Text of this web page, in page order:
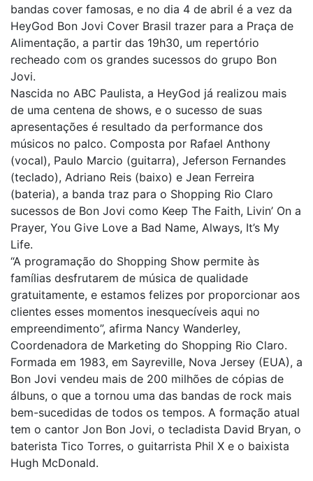
bandas cover famosas, e no dia 4 de abril é a vez da
HeyGod Bon Jovi Cover Brasil trazer para a Praça de
Alimentação, a partir das 19h30, um repertório
recheado com os grandes sucessos do grupo Bon
Jovi.
Nascida no ABC Paulista, a HeyGod já realizou mais
de uma centena de shows, e o sucesso de suas
apresentações é resultado da performance dos
músicos no palco. Composta por Rafael Anthony
(vocal), Paulo Marcio (guitarra), Jeferson Fernandes
(teclado), Adriano Reis (baixo) e Jean Ferreira
(bateria), a banda traz para o Shopping Rio Claro
sucessos de Bon Jovi como Keep The Faith, Livin’ On a
Prayer, You Give Love a Bad Name, Always, It’s My
Life.
“A programação do Shopping Show permite às
famílias desfrutarem de música de qualidade
gratuitamente, e estamos felizes por proporcionar aos
clientes esses momentos inesquecíveis aqui no
empreendimento”, afirma Nancy Wanderley,
Coordenadora de Marketing do Shopping Rio Claro.
Formada em 1983, em Sayreville, Nova Jersey (EUA), a
Bon Jovi vendeu mais de 200 milhões de cópias de
álbuns, o que a tornou uma das bandas de rock mais
bem-sucedidas de todos os tempos. A formação atual
tem o cantor Jon Bon Jovi, o tecladista David Bryan, o
baterista Tico Torres, o guitarrista Phil X e o baixista
Hugh McDonald.